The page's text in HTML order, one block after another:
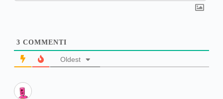
3 COMMENTI
Oldest